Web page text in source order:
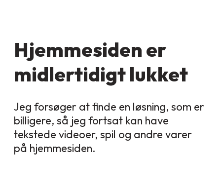
Hjemmesiden er
midlertidigt lukket
Jeg forsøger at finde en løsning, som er
billigere, så jeg fortsat kan have
tekstede videoer, spil og andre varer
på hjemmesiden.